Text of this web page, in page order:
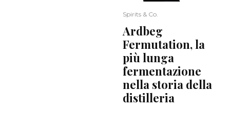
Spirits & Co.
Ardbeg
Fermutation, la
più lunga
fermentazione
nella storia della
distilleria